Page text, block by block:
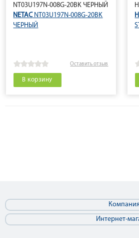
NT03U197N-008G-20BK ЧЕРНЫЙ
NETACNT03U197N-008G-20BK
ЧЕРНЫЙ
Оставить отзыв
В корзину
Интернет-